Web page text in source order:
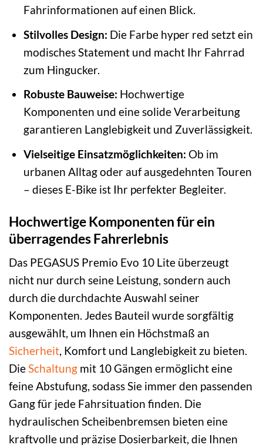
Fahrinformationen auf einen Blick.
Stilvolles Design: Die Farbe hyper red setzt ein
modisches Statement und macht Ihr Fahrrad
zum Hingucker.
Robuste Bauweise: Hochwertige
Komponenten und eine solide Verarbeitung
garantieren Langlebigkeit und Zuverlässigkeit.
Vielseitige Einsatzmöglichkeiten: Ob im
urbanen Alltag oder auf ausgedehnten Touren
– dieses E-Bike ist Ihr perfekter Begleiter.
Hochwertige Komponenten für ein
überragendes Fahrerlebnis
Das PEGASUS Premio Evo 10 Lite überzeugt
nicht nur durch seine Leistung, sondern auch
durch die durchdachte Auswahl seiner
Komponenten. Jedes Bauteil wurde sorgfältig
ausgewählt, um Ihnen ein Höchstmaß an
Sicherheit, Komfort und Langlebigkeit zu bieten.
DieSchaltung mit 10 Gängen ermöglicht eine
feine Abstufung, sodass Sie immer den passenden
Gang für jede Fahrsituation finden. Die
hydraulischen Scheibenbremsen bieten eine
kraftvolle und präzise Dosierbarkeit, die Ihnen